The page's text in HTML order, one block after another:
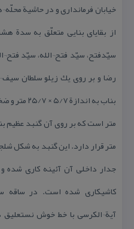
خیابان فرمانداری و در حاشیة
از بقایای بنایی متعلّق به سدة
سیّدفتح، سیّد فتح¬الله، سیّد
رضا و بر روی یك زیلو سلطان
متر است كه بر روی آن گنبد عظیم
متر قرار دارد. این گنبد به شكل
جدار داخلی آن آئینه كاری
كاشیكاری شده است. در ساقه
آیة¬الكرسی با خط خوش